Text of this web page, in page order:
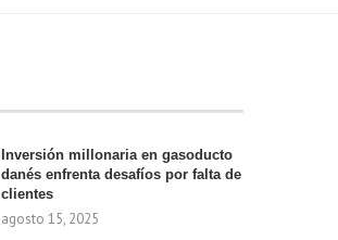
Inversión millonaria en gasoducto
danés enfrenta desafíos por falta de
clientes
agosto 15, 2025